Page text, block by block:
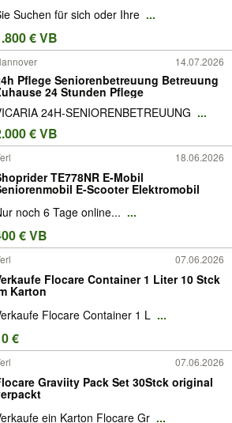
Suchen für sich oder Ihre ...
€ VB
14.07.2026
Pflege Seniorenbetreuung Betreuung
24 Stunden Pflege
24H-SENIORENBETREUUNG ...
€ VB
18.06.2026
TE778NR E-Mobil
E-Scooter Elektromobil
noch 6 Tage online... ...
€ VB
07.06.2026
Flocare Container 1 Liter 10 Stck
Karton
Flocare Container 1 L ...
€
07.06.2026
Graviity Pack Set 30Stck original
ein Karton Flocare Gr ...